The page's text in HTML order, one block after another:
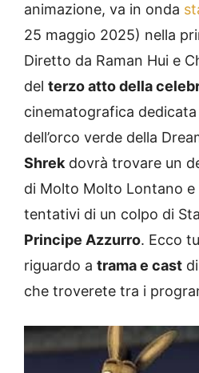
animazione, va in onda
25 maggio 2025) nella
Diretto da Raman Hui e
del terzo atto della
cinematografica
dell’orco verde della
Shrekdovrà trovare un
di Molto Molto Lontano
tentativi di un colpo di
Principe Azzurro. Ecco
riguardo a trama e cast
che troverete tra i